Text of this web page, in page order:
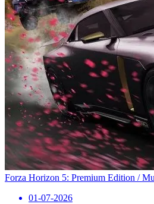
Forza Horizon 5: Premium Edition /
01-07-2026